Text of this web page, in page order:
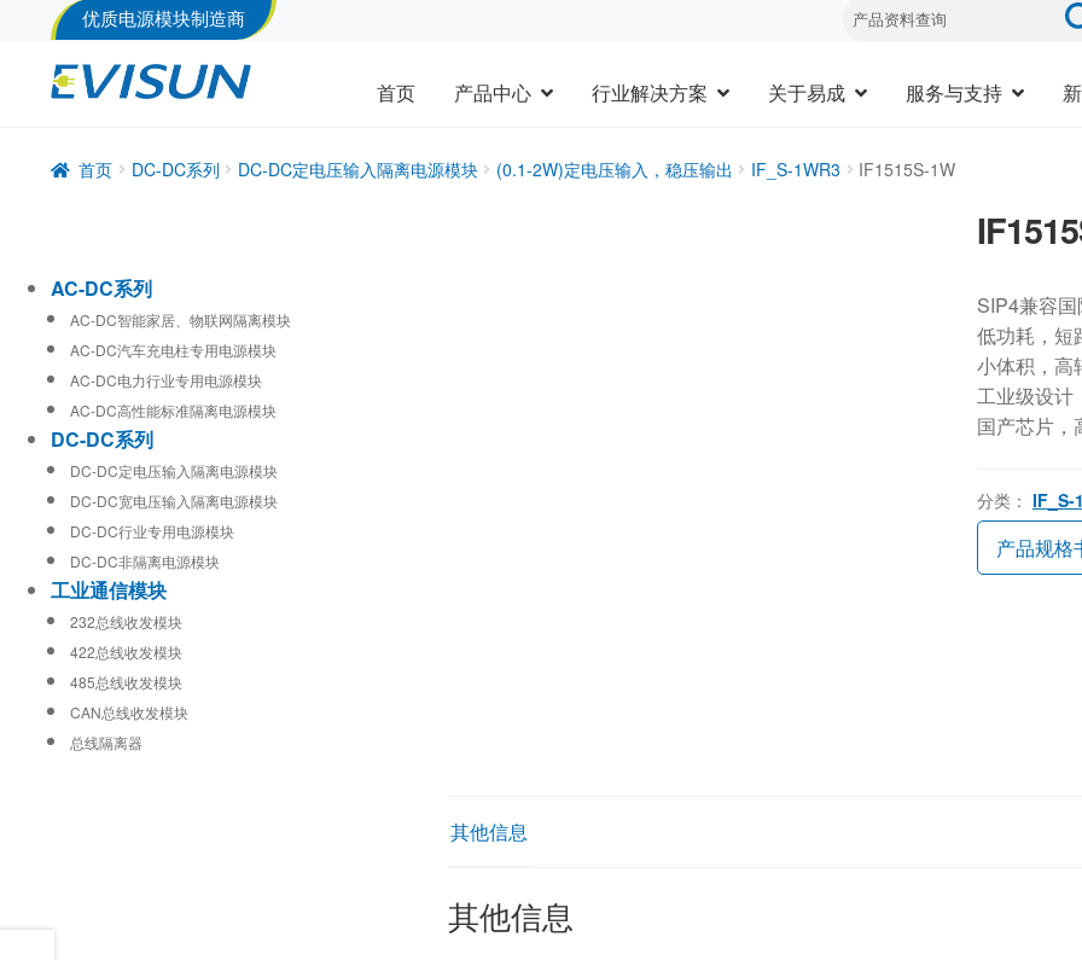
优质电源模块制造商
首页 产品中心 行业解决方案 关于易成 服务与支持
首页 DC-DC系列 DC-DC定电压输入隔离电源模块 (0.1-2W)定电压输入，稳压输出 IF_S-1WR3 IF1515S-1W
SIP4兼容
低功耗，短
小体积，高
工业级设计
国产芯片，
分类： IF_S-
产品规格
其他信息
其他信息
AC-DC系列
AC-DC智能家居、物联网隔离模块
AC-DC汽车充电柱专用电源模块
AC-DC电力行业专用电源模块
AC-DC高性能标准隔离电源模块
DC-DC系列
DC-DC定电压输入隔离电源模块
DC-DC宽电压输入隔离电源模块
DC-DC行业专用电源模块
DC-DC非隔离电源模块
工业通信模块
232总线收发模块
422总线收发模块
485总线收发模块
CAN总线收发模块
总线隔离器